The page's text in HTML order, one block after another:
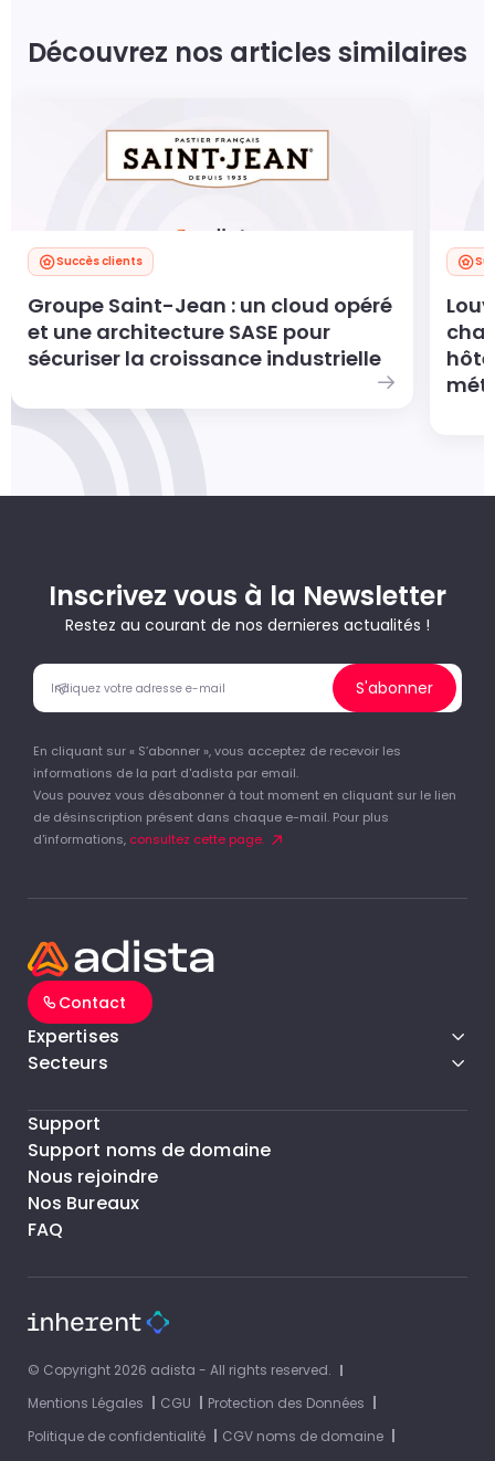
Découvrez nos articles similaires
Succès clients
Groupe Saint-Jean : un cloud opéré
et une architecture SASE pour
sécuriser la croissance industrielle
Inscrivez vous à la Newsletter
Restez au courant de nos dernieres actualités !
S'abonner
En cliquant sur « S’abonner », vous acceptez de recevoir les
informations de la part d'adista par email.
Vous pouvez vous désabonner à tout moment en cliquant sur le lien
de désinscription présent dans chaque e-mail. Pour plus
d'informations, consultez cette page.
Contact
Expertises
Secteurs
Support
Support noms de domaine
Nous rejoindre
Nos Bureaux
FAQ
© Copyright 2026 adista - All rights reserved.
Mentions Légales
CGU
Protection des Données
Politique de confidentialité
CGV noms de domaine